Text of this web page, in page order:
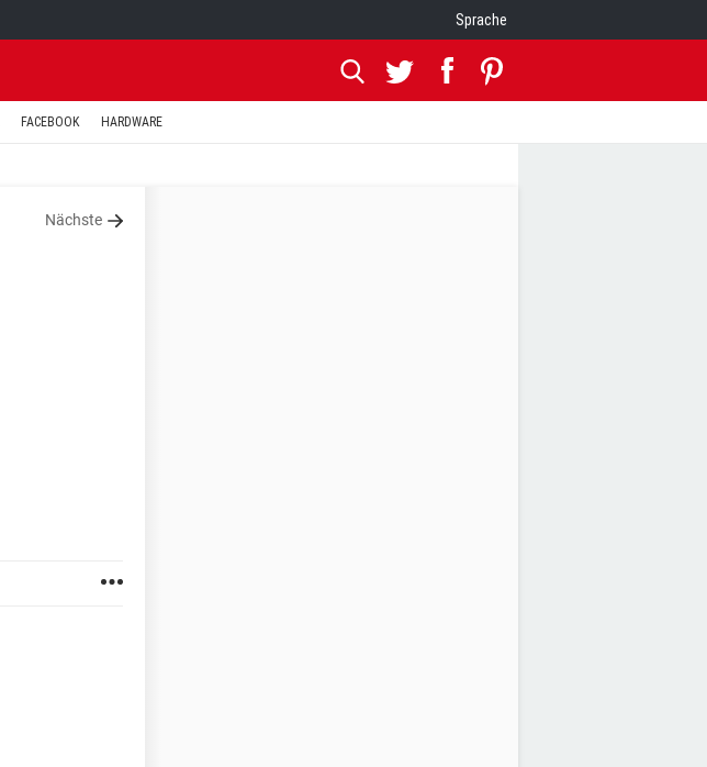
Sprache
FACEBOOK HARDWARE
Nächste